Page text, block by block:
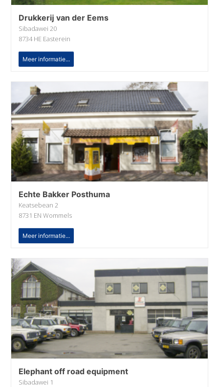
Drukkerĳ van der Eems
Sibadawei 20
8734 HE Easterein
Meer informatie...
Echte Bakker Posthuma
Keatsebean 2
8731 EN Wommels
Meer informatie...
Elephant off road equipment
Sibadawei 1